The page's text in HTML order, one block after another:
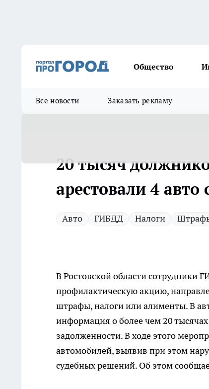
Общество
Все новости Заказать рекламу
20 тысяч
арестовали 4
Авто ГИБДД Налоги
В Ростовской области сотрудники
профилактическую акцию,
штрафы, налоги или алименты. В
информация о более чем 20
задолженности. В ходе этого
автомобилей, выявив при этом
судебных решений. Об этом